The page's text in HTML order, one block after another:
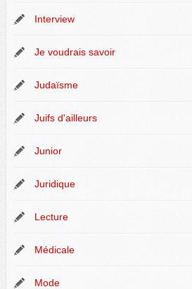
Interview
Je voudrais savoir
Judaïsme
Juifs d'ailleurs
Junior
Juridique
Lecture
Médicale
Mode